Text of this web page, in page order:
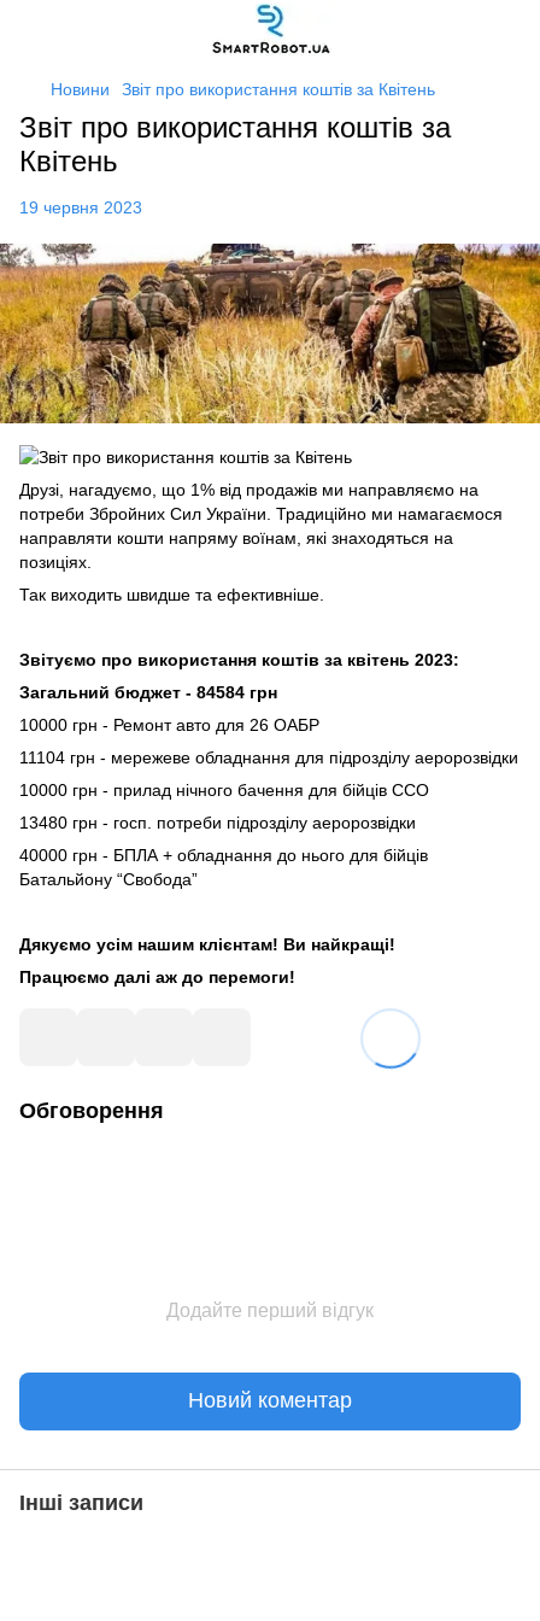
Новини Звіт про використання коштів за Квітень
Звіт про використання коштів за
Квітень
19 червня 2023
Друзі, нагадуємо, що 1% від продажів ми направляємо на
потреби Збройних Сил України. Традиційно ми намагаємося
направляти кошти напряму воїнам, які знаходяться на
позиціях.
Так виходить швидше та ефективніше.
Звітуємо про використання коштів за квітень 2023:
Загальний бюджет - 84584 грн
10000 грн - Ремонт авто для 26 ОАБР
11104 грн - мережеве обладнання для підрозділу аеророзвідки
10000 грн - прилад нічного бачення для бійців ССО
13480 грн - госп. потреби підрозділу аеророзвідки
40000 грн - БПЛА + обладнання до нього для бійців
Батальйону “Свобода”
Дякуємо усім нашим клієнтам! Ви найкращі!
Працюємо далі аж до перемоги!
Обговорення
Додайте перший відгук
Новий коментар
Інші записи